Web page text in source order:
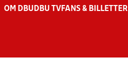
OM DBU DBU TV FANS & BILLETTER